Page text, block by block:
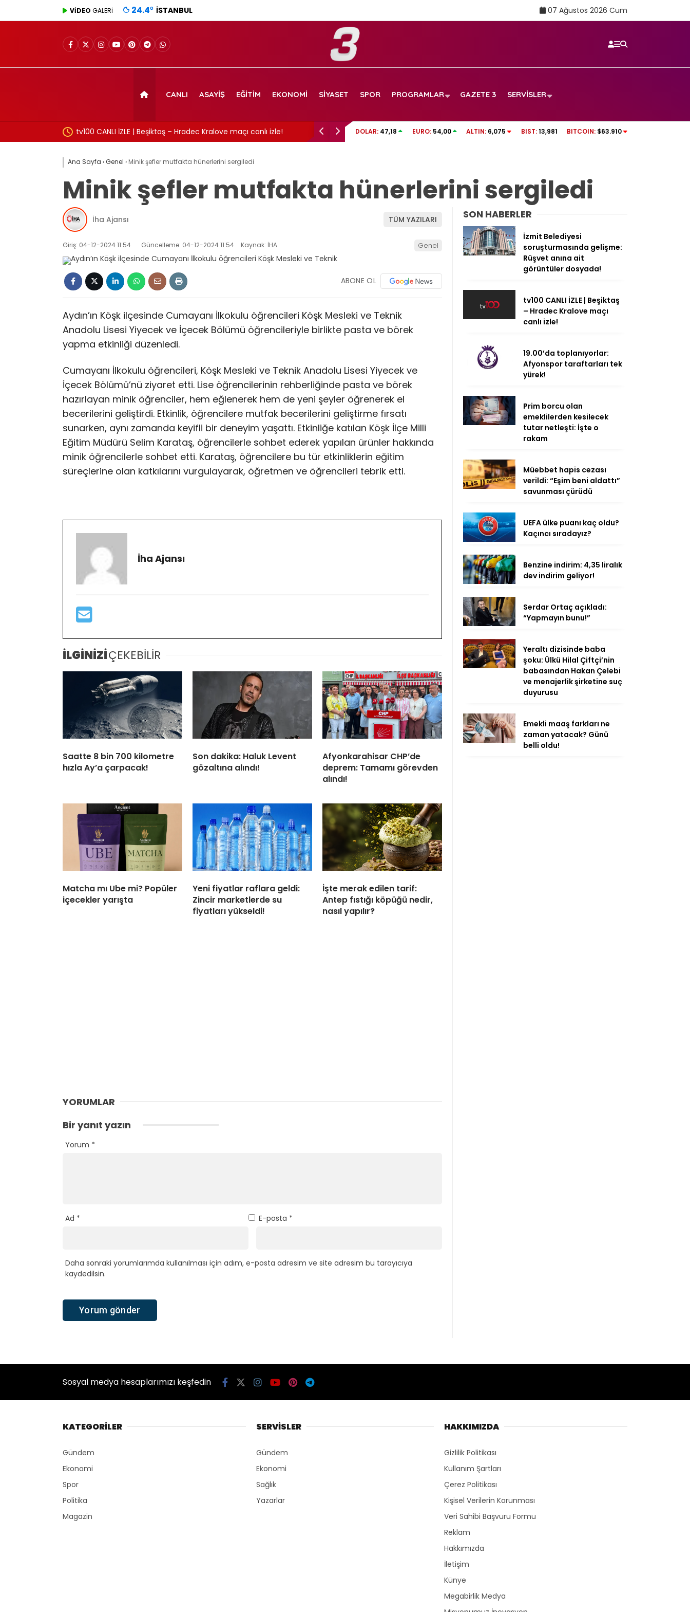
VİDEO GALERİ 24.4° İSTANBUL 07 Ağustos 2026 Cum
CANLI ASAYIŞ EĞITIM EKONOMI SIYASET SPOR PROGRAMLAR GAZETE 3 SERVISLER
tv100 CANLI İZLE | Beşiktaş – Hradec Kralove maçı canlı izle!
İzmit Belediyesi soruşturmasında gelişme: Rüşvet anına ait
tv100 CANLI İZLE | Beşiktaş – Hradec
DOLAR: 47,18 EURO: 54,00 ALTIN: 6,075 BIST: 13,981 BITCOIN: $63.910
Ana Sayfa ›Genel › Minik şefler mutfakta hünerlerini sergiledi
Minik şefler mutfakta hünerlerini sergiledi
İha Ajansı TÜM YAZILARI
Giriş: 04-12-2024 11:54 Güncelleme: 04-12-2024 11:54 Kaynak: İHA Genel
ABONE OL
Aydın’ın Köşk ilçesinde Cumayanı İlkokulu öğrencileri Köşk Mesleki ve Teknik
Anadolu Lisesi Yiyecek ve İçecek Bölümü öğrencileriyle birlikte pasta ve börek
yapma etkinliği düzenledi.
Cumayanı İlkokulu öğrencileri, Köşk Mesleki ve Teknik Anadolu Lisesi Yiyecek ve
İçecek Bölümü’nü ziyaret etti. Lise öğrencilerinin rehberliğinde pasta ve börek
hazırlayan minik öğrenciler, hem eğlenerek hem de yeni şeyler öğrenerek el
becerilerini geliştirdi. Etkinlik, öğrencilere mutfak becerilerini geliştirme fırsatı
sunarken, aynı zamanda keyifli bir deneyim yaşattı. Etkinliğe katılan Köşk İlçe Milli
Eğitim Müdürü Selim Karataş, öğrencilerle sohbet ederek yapılan ürünler hakkında
minik öğrencilerle sohbet etti. Karataş, öğrencilere bu tür etkinliklerin eğitim
süreçlerine olan katkılarını vurgulayarak, öğretmen ve öğrencileri tebrik etti.
İha Ajansı
İLGİNİZİÇEKEBİLİR
Saatte 8 bin 700 kilometre
hızla Ay’a çarpacak!
Son dakika: Haluk Levent
gözaltına alındı!
Afyonkarahisar CHP’de
deprem: Tamamı görevden
alındı!
Matcha mı Ube mi? Popüler
içecekler yarışta
Yeni fiyatlar raflara geldi:
Zincir marketlerde su
fiyatları yükseldi!
İşte merak edilen tarif:
Antep fıstığı köpüğü nedir,
nasıl yapılır?
YORUMLAR
Bir yanıt yazın
Yorum *
Ad * E-posta *
Daha sonraki yorumlarımda kullanılması için adım, e-posta adresim ve site adresim bu tarayıcıya
kaydedilsin.
SON HABERLER
İzmit Belediyesi
soruşturmasında gelişme:
Rüşvet anına ait
görüntüler dosyada!
tv100 CANLI İZLE | Beşiktaş
– Hradec Kralove maçı
canlı izle!
19.00’da toplanıyorlar:
Afyonspor taraftarları tek
yürek!
Prim borcu olan
emeklilerden kesilecek
tutar netleşti: İşte o
rakam
Müebbet hapis cezası
verildi: “Eşim beni aldattı”
savunması çürüdü
UEFA ülke puanı kaç oldu?
Kaçıncı sıradayız?
Benzine indirim: 4,35 liralık
dev indirim geliyor!
Serdar Ortaç açıkladı:
“Yapmayın bunu!”
Yeraltı dizisinde baba
şoku: Ülkü Hilal Çiftçi’nin
babasından Hakan Çelebi
ve menajerlik şirketine suç
duyurusu
Emekli maaş farkları ne
zaman yatacak? Günü
belli oldu!
Sosyal medya hesaplarımızı keşfedin
KATEGORİLER
Gündem
Ekonomi
Spor
Politika
Magazin
SERVİSLER
Gündem
Ekonomi
Sağlık
Yazarlar
HAKKIMIZDA
Gizlilik Politikası
Kullanım Şartları
Çerez Politikası
Kişisel Verilerin Korunması
Veri Sahibi Başvuru Formu
Reklam
Hakkımızda
İletişim
Künye
Megabirlik Medya